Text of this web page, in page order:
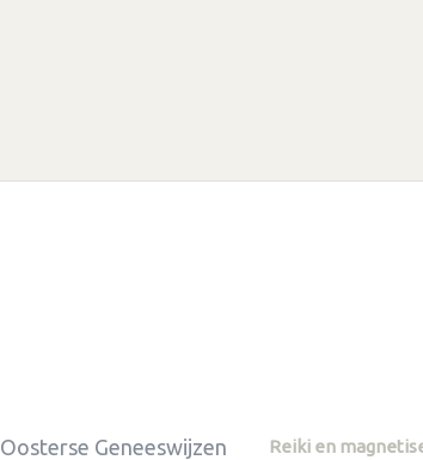
Oosterse Geneeswijzen Reiki en